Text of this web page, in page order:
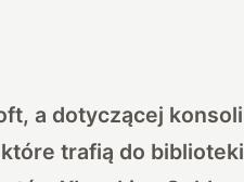
a dotyczącej konsoli
trafią do biblioteki